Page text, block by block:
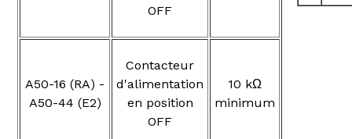
OFF
A50-16 (RA) -
A50-44 (E2)
Contacteur
d'alimentation
en position
OFF
10 kΩ
minimum